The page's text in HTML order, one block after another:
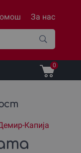
За нас
0
Капиjа